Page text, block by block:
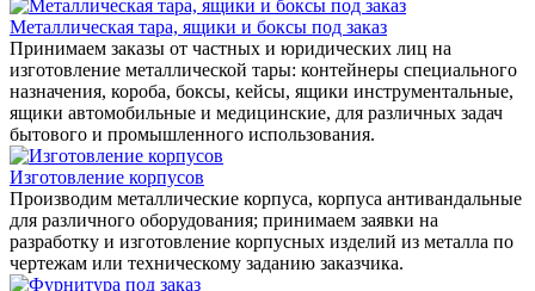
Металлическая тара, ящики и боксы под заказ
Принимаем заказы от частных и юридических лиц на
изготовление металлической тары: контейнеры специального
назначения, короба, боксы, кейсы, ящики инструментальные,
ящики автомобильные и медицинские, для различных задач
бытового и промышленного использования.
Изготовление корпусов
Производим металлические корпуса, корпуса антивандальные
для различного оборудования; принимаем заявки на
разработку и изготовление корпусных изделий из металла по
чертежам или техническому заданию заказчика.